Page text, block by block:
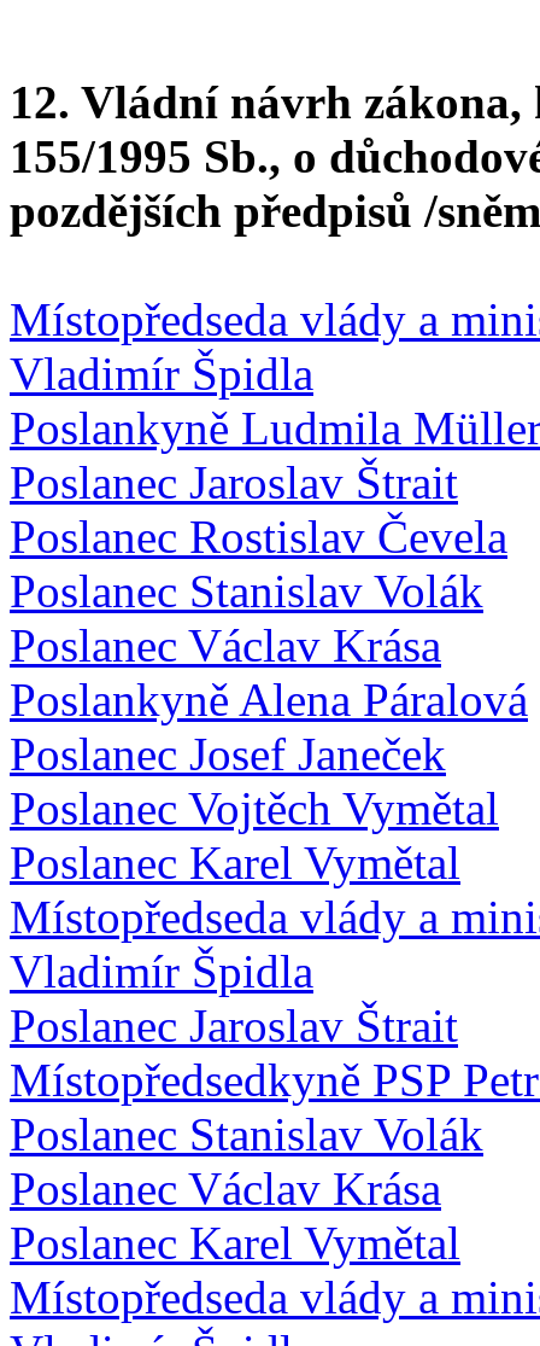
12. Vládní návrh zákona,
155/1995 Sb., o
pozdějších předpisů /
Místopředseda vlády a
Vladimír Špidla
Poslankyně Ludmila
Poslanec Jaroslav Štrait
Poslanec Rostislav Čevela
Poslanec Stanislav Volák
Poslanec Václav Krása
Poslankyně Alena Páralová
Poslanec Josef Janeček
Poslanec Vojtěch Vymětal
Poslanec Karel Vymětal
Místopředseda vlády a
Vladimír Špidla
Poslanec Jaroslav Štrait
Místopředsedkyně PSP
Poslanec Stanislav Volák
Poslanec Václav Krása
Poslanec Karel Vymětal
Místopředseda vlády a